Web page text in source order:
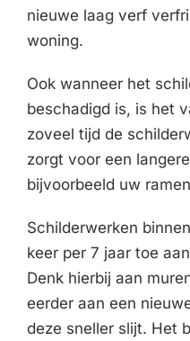
nieuwe laag verf
woning.
Ook wanneer het
beschadigd is, is het
zoveel tijd de
zorgt voor een
bijvoorbeeld uw
Schilderwerken
keer per 7 jaar toe
Denk hierbij aan
eerder aan een
deze sneller slijt. Het